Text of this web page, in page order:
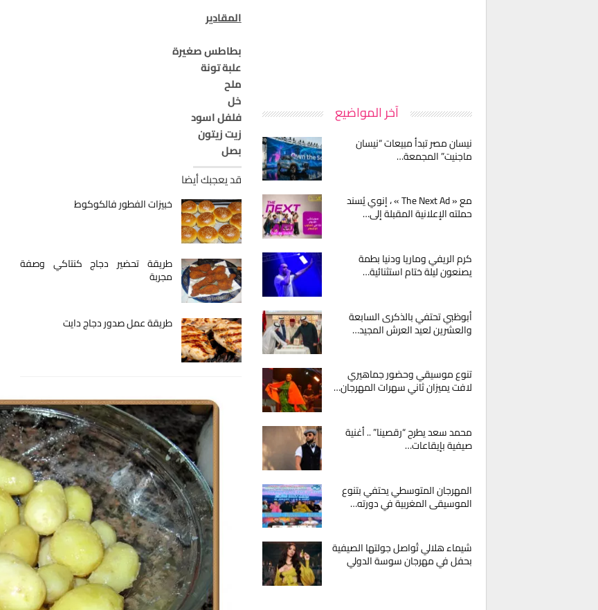
المقادير
بطاطس صغيرة
علبة تونة
ملح
خل
فلفل اسود
زيت زيتون
بصل
قد يعجبك أيضا
خبيزات الفطور فالكوكوط
طريقة تحضير دجاج كنتاكي وصفة
مجربة
طريقة عمل صدور دجاج دايت
آخر المواضيع
نيسان مصر تبدأ مبيعات “نيسان
ماجنيت” المجمعة…
مع « The Next Ad » ، إنوي يُسند
حملته الإعلانية المقبلة إلى…
كرم الريفي وماريا ودنيا بطمة
يصنعون ليلة ختام استثنائية…
أبوظبي تحتفي بالذكرى السابعة
والعشرين لعيد العرش المجيد…
تنوع موسيقي وحضور جماهيري
لافت يميزان ثاني سهرات المهرجان…
محمد سعد يطرح “رقصينا” .. أغنية
صيفية بإيقاعات…
المهرجان المتوسطي يحتفي بتنوع
الموسيقى المغربية في دورته…
شيماء هلالي تُواصل جولتها الصيفية
بحفل في مهرجان سوسة الدولي